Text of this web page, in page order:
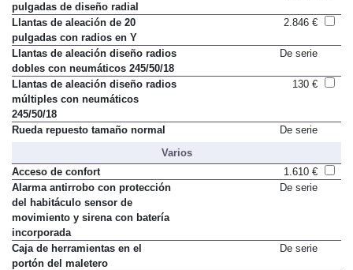
pulgadas de diseño radial
Llantas de aleación de 20
pulgadas con radios en Y
2.846 €
Llantas de aleación diseño radios
dobles con neumáticos 245/50/18
De serie
Llantas de aleación diseño radios
múltiples con neumáticos
245/50/18
130 €
Rueda repuesto tamaño normal
De serie
Varios
Acceso de confort
1.610 €
Alarma antirrobo con protección
del habitáculo sensor de
movimiento y sirena con batería
incorporada
De serie
Caja de herramientas en el
portón del maletero
De serie